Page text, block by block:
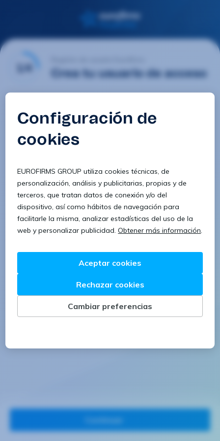
1/4 Crea tu usuario de acceso
Contraseña
Confirmar contraseña
8 caracteres 1 letra minúscula
1 letra mayúscula 1 número